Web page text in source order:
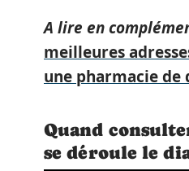
A lire en
meilleures
une pharmacie de
Quand
se déroule le